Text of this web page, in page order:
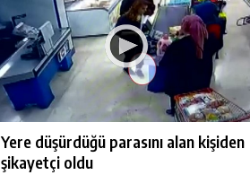
Yere düşürdüğü parasını alan kişiden
şikayetçi oldu